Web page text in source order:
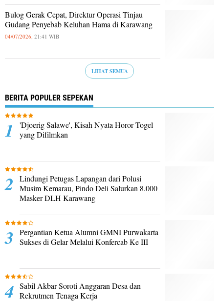
Bulog Gerak Cepat, Direktur Operasi Tinjau
Gudang Penyebab Keluhan Hama di Karawang
04/07/2026, 21:41 WIB
LIHAT SEMUA
BERITA POPULER SEPEKAN
'Djoerig Salawe', Kisah Nyata Horor Togel
yang Difilmkan
Lindungi Petugas Lapangan dari Polusi
Musim Kemarau, Pindo Deli Salurkan 8.000
Masker DLH Karawang
Pergantian Ketua Alumni GMNI Purwakarta
Sukses di Gelar Melalui Konfercab Ke III
Sabil Akbar Soroti Anggaran Desa dan
Rekrutmen Tenaga Kerja